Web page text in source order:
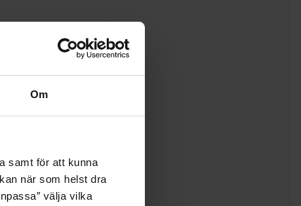
Om
samt för att kunna
när som helst dra
välja vilka